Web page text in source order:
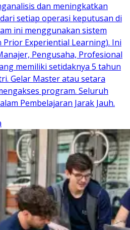
dan meningkatkan
setiap operasi keputusan di
ini menggunakan sistem
Prior Experiential Learning). Ini
Pengusaha, Profesional
memiliki setidaknya 5 tahun
Gelar Master atau setara
program. Seluruh
Pembelajaran Jarak Jauh.